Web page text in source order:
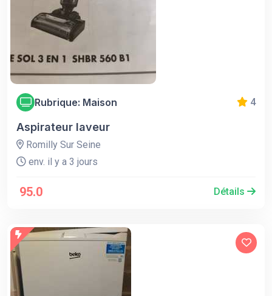
Rubrique: Maison 4
Aspirateur laveur
Romilly Sur Seine
env. il y a 3 jours
95.0 Détails